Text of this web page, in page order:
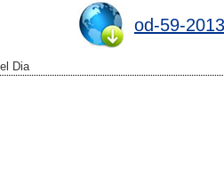
od-59-
Dia